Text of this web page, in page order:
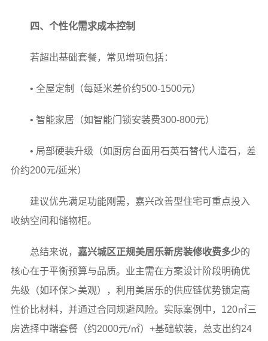
四、个性化需求成本控制
若超出基础套餐，常见增项包括：
• 全屋定制（每延米差价约500-1500元）
• 智能家居（如智能门锁安装费300-800元）
• 局部硬装升级（如厨房台面用石英石替代人造石，差
价约200元/延米）
建议优先满足功能刚需，嘉兴改善型住宅可重点投入
收纳空间和储物柜。
总结来说， 嘉兴城区正规美居乐新房装修收费多少的
核心在于平衡预算与品质。业主需在方案设计阶段明确优
先级（如环保＞美观），利用美居乐的供应链优势锁定高
性价比材料，并通过合同规避风险。实际案例中，120㎡三
房选择中端套餐（约2000元/㎡）+基础软装，总支出约24